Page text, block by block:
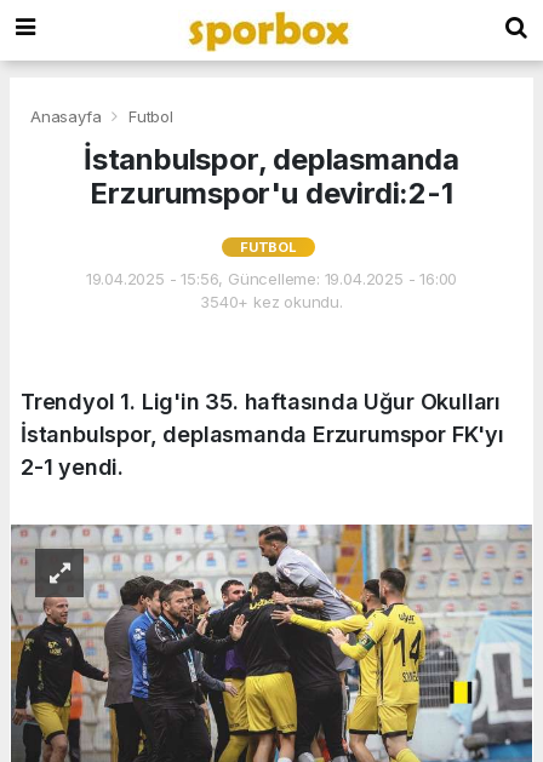
Anasayfa Futbol
İstanbulspor, deplasmanda
Erzurumspor'u devirdi:2-1
FUTBOL
19.04.2025 - 15:56, Güncelleme: 19.04.2025 - 16:00
3540+ kez okundu.
Trendyol 1. Lig'in 35. haftasında Uğur Okulları
İstanbulspor, deplasmanda Erzurumspor FK'yı
2-1 yendi.